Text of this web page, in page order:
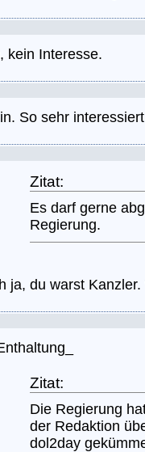
kein Interesse.
So sehr
Zitat:
Es darf gerne
Regierung.
ja, du warst
Zitat:
Die Regierung
der Redaktion
dol2day